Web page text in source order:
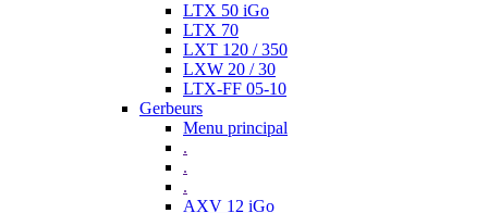
LTX 50 iGo
LTX 70
LXT 120 / 350
LXW 20 / 30
LTX-FF 05-10
Gerbeurs
Menu principal
.
.
.
AXV 12 iGo